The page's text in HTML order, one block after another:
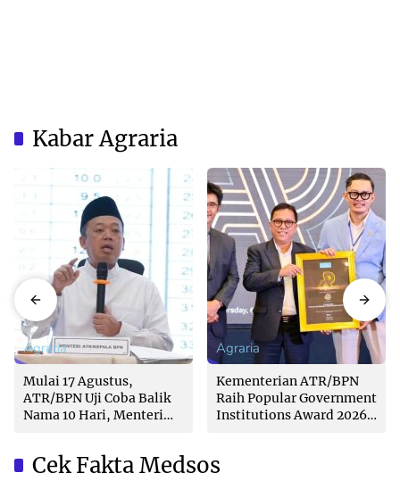
Kabar Agraria
Agraria
Mulai 17 Agustus,
ATR/BPN Uji Coba Balik
Nama 10 Hari, Menteri
Agraria
Kementerian ATR/BPN
Raih Popular Government
Institutions Award 2026
Cek Fakta Medsos